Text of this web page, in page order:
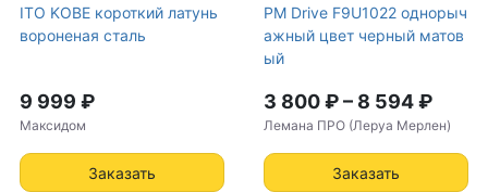
ITO KOBE короткий латунь
вороненая сталь
9 999 ₽
Максидом
Заказать
PM Drive F9U1022 однорыч
ажный цвет черный матов
ый
3 800 ₽– 8 594 ₽
Лемана ПРО (Леруа Мерлен)
Заказать